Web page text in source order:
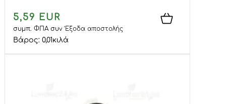
5,59 EUR
συμπ. ΦΠΑ συνΈξοδα αποστολής
Βάρος: 0,01κιλά